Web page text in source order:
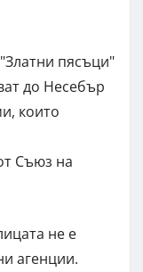
пясъци"
до Несебър
които
Съюз на
не е
агенции.